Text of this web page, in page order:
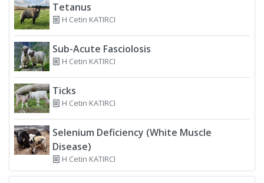
Tetanus
H Cetin KATIRCI
Sub-Acute Fasciolosis
H Cetin KATIRCI
Ticks
H Cetin KATIRCI
Selenium Deficiency (White Muscle
Disease)
H Cetin KATIRCI